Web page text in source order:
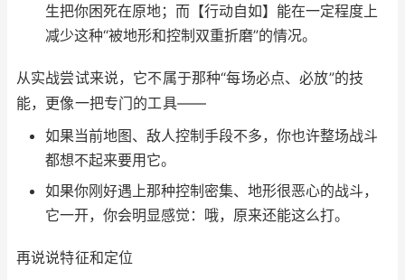
生把你困死在原地；而【行动自如】能在一定程度上
减少这种“被地形和控制双重折磨”的情况。
从实战尝试来说，它不属于那种“每场必点、必放”的技
能，更像一把专门的工具——
如果当前地图、敌人控制手段不多，你也许整场战斗
都想不起来要用它。
如果你刚好遇上那种控制密集、地形很恶心的战斗，
它一开，你会明显感觉：哦，原来还能这么打。
再说说特征和定位